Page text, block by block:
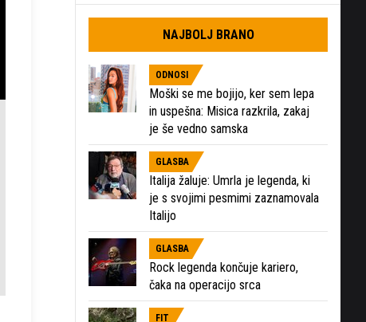
NAJBOLJ BRANO
ODNOSI
Moški se me bojijo, ker sem lepa
in uspešna: Misica razkrila, zakaj
je še vedno samska
GLASBA
Italija žaluje: Umrla je legenda, ki
je s svojimi pesmimi zaznamovala
Italijo
GLASBA
Rock legenda končuje kariero,
čaka na operacijo srca
FIT